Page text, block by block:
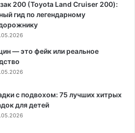
200 (Toyota Land Cruiser 200):
гид по легендарному
— это фейк или реальное
с подвохом: 75 лучших хитрых
для детей